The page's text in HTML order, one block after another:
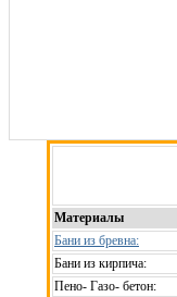
Материалы
Бани из бревна:
Бани из кирпича:
Пено- Газо- бетон: